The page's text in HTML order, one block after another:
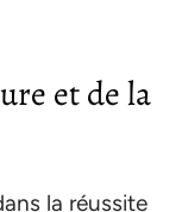
et de la
la réussite